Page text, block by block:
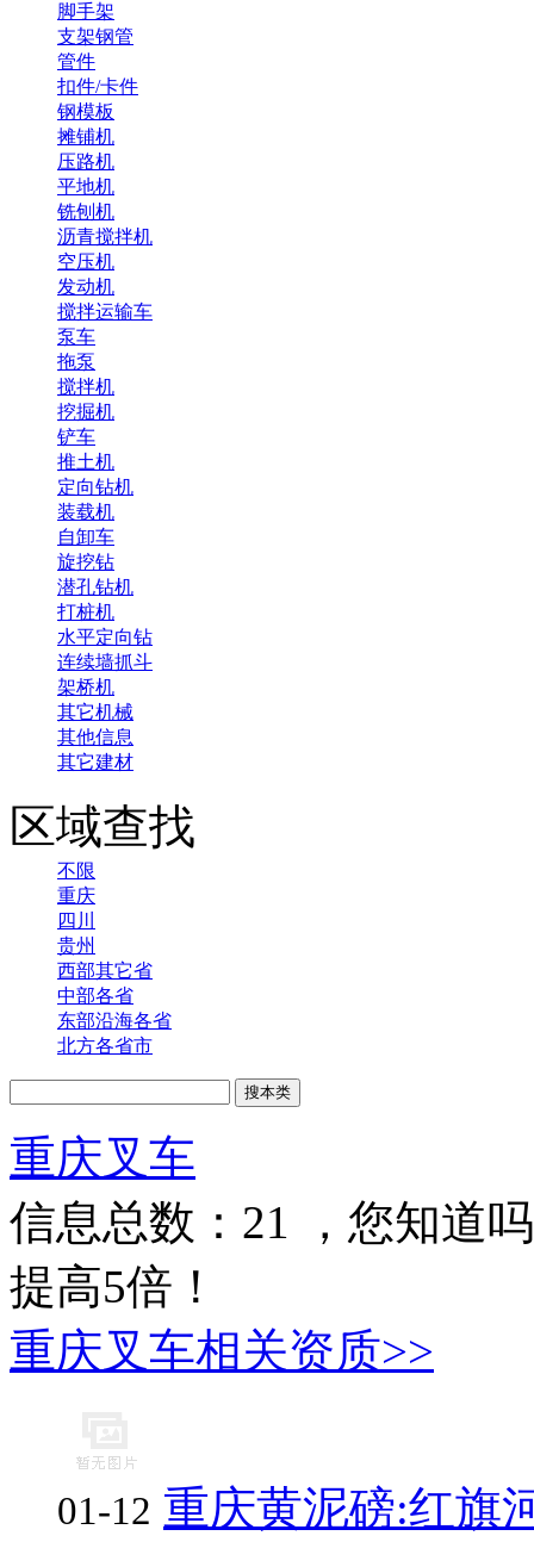
脚手架
支架钢管
管件
扣件/卡件
钢模板
摊铺机
压路机
平地机
铣刨机
沥青搅拌机
空压机
发动机
搅拌运输车
泵车
拖泵
搅拌机
挖掘机
铲车
推土机
定向钻机
装载机
自卸车
旋挖钻
潜孔钻机
打桩机
水平定向钻
连续墙抓斗
架桥机
其它机械
其他信息
其它建材
区域查找
不限
重庆
四川
贵州
西部其它省
中部各省
东部沿海各省
北方各省市
重庆叉车
信息总数： 21 ，您知道
提高5倍！
重庆叉车相关资质>>
01-12 重庆黄泥磅:红旗